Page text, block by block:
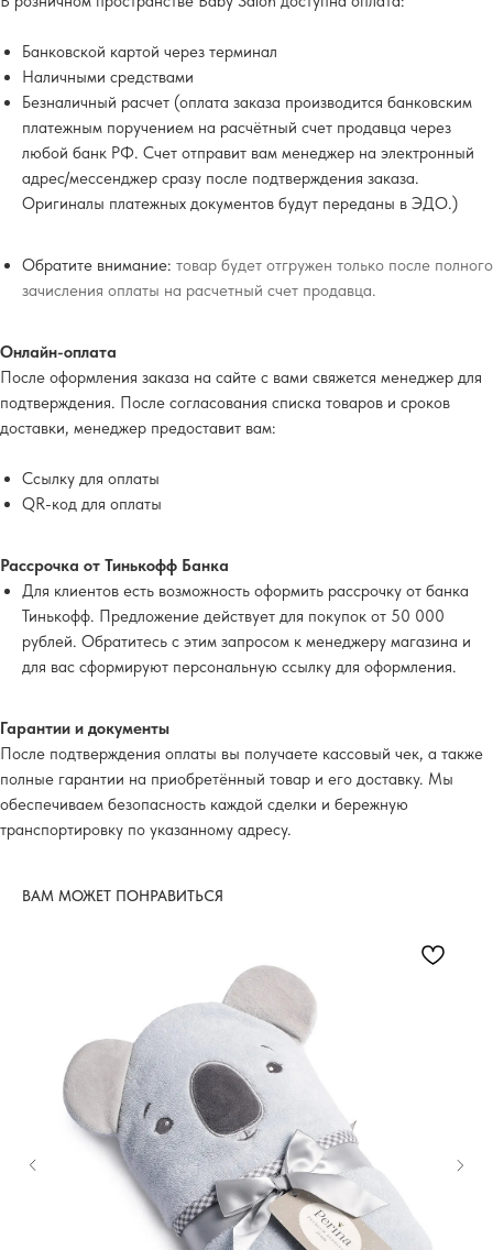
Банковской картой через терминал
Наличными средствами
Безналичный расчет (оплата заказа производится банковским
платежным поручением на расчётный счет продавца через
любой банк РФ. Счет отправит вам менеджер на электронный
адрес/мессенджер сразу после подтверждения заказа.
Оригиналы платежных документов будут переданы в ЭДО.)
Обратите внимание: товар будет отгружен только после полного
зачисления оплаты на расчетный счет продавца.
Онлайн-оплата
После оформления заказа на сайте с вами свяжется менеджер для
подтверждения. После согласования списка товаров и сроков
доставки, менеджер предоставит вам:
Ссылку для оплаты
QR-код для оплаты
Рассрочка от Тинькофф Банка
Для клиентов есть возможность оформить рассрочку от банка
Тинькофф. Предложение действует для покупок от 50 000
рублей. Обратитесь с этим запросом к менеджеру магазина и
для вас сформируют персональную ссылку для оформления.
Гарантии и документы
После подтверждения оплаты вы получаете кассовый чек, а также
полные гарантии на приобретённый товар и его доставку. Мы
обеспечиваем безопасность каждой сделки и бережную
транспортировку по указанному адресу.
ВАМ МОЖЕТ ПОНРАВИТЬСЯ